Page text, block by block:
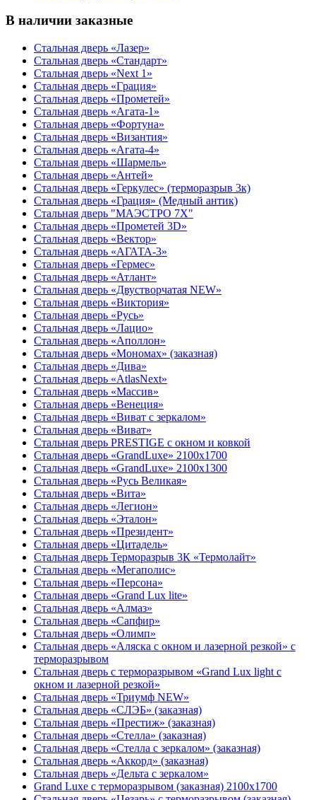
В наличии заказные
Стальная дверь «Лазер»
Стальная дверь «Стандарт»
Стальная дверь «Next 1»
Стальная дверь «Гpация»
Стальная дверь «Прометей»
Стальная дверь «Агата-1»
Стальная дверь «Фортуна»
Стальная дверь «Византия»
Стальная дверь «Агата-4»
Стальная дверь «Шармель»
Стальная дверь «Антей»
Стальная дверь «Геркулес» (терморазрыв 3к)
Стальная дверь «Грация» (Медный антик)
Стальная дверь "МАЭСТРО 7Х"
Стальная дверь «Прометей 3D»
Стальная дверь «Вектор»
Стальная дверь «АГАТА-3»
Стальная дверь «Гермес»
Стальная дверь «Атлант»
Стальная дверь «Двустворчатая NEW»
Стальная дверь «Виктория»
Стальная дверь «Русь»
Стальная дверь «Лацио»
Стальная дверь «Аполлон»
Стальная дверь «Мономах» (заказная)
Стальная дверь «Дива»
Стальная дверь «AtlasNext»
Стальная дверь «Массив»
Стальная дверь «Венеция»
Стальная дверь «Виват с зеркалом»
Стальная дверь «Виват»
Стальная дверь PRESTIGE с окном и ковкой
Стальная дверь «GrandLuxe» 2100х1700
Стальная дверь «GrandLuxe» 2100х1300
Стальная дверь «Русь Великая»
Стальная дверь «Вита»
Стальная дверь «Легион»
Стальная дверь «Эталон»
Стальная дверь «Президент»
Стальная дверь «Цитадель»
Стальная дверь Терморазрыв 3К «Термолайт»
Стальная дверь «Мегаполис»
Стальная дверь «Персона»
Стальная дверь «Grand Lux lite»
Стальная дверь «Алмаз»
Стальная дверь «Сапфир»
Стальная дверь «Олимп»
Стальная дверь «Аляска с окном и лазерной резкой» с
терморазрывом
Стальная дверь с терморазрывом «Grand Lux light с
окном и лазерной резкой»
Стальная дверь «Триумф NEW»
Стальная дверь «СЛЭБ» (заказная)
Стальная дверь «Престиж» (заказная)
Стальная дверь «Стелла» (заказная)
Стальная дверь «Стелла с зеркалом» (заказная)
Стальная дверь «Аккорд» (заказная)
Стальная дверь «Дельта с зеркалом»
Grand Luxe с терморазрывом (заказная) 2100х1700